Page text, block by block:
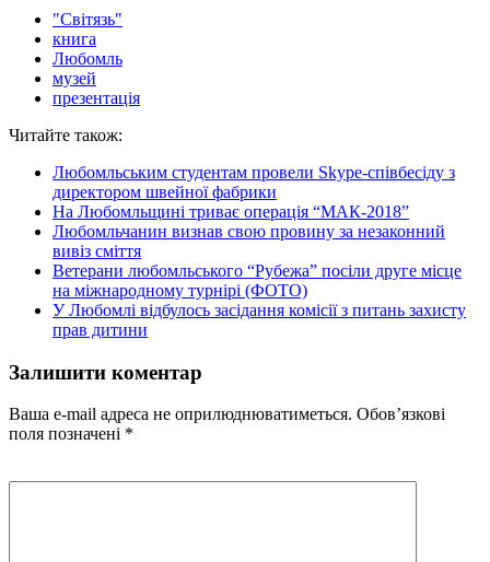
"Світязь"
книга
Любомль
музей
презентація
Читайте також:
Любомльським студентам провели Skype-співбесіду з
директором швейної фабрики
На Любомльщині триває операція “МАК-2018”
Любомльчанин визнав свою провину за незаконний
вивіз сміття
Ветерани любомльського “Рубежа” посіли друге місце
на міжнародному турнірі (ФОТО)
У Любомлі відбулось засідання комісії з питань захисту
прав дитини
Залишити коментар
Ваша e-mail адреса не оприлюднюватиметься. Обов’язкові
поля позначені *